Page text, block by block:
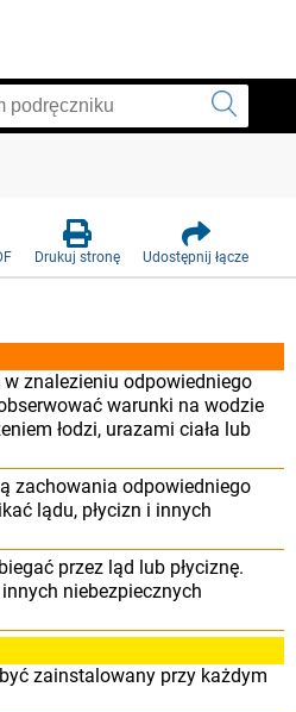
Drukuj stronę Udostępnij łącze
znalezieniu odpowiedniego
warunki na wodzie
łodzi, urazami ciała lub
zachowania odpowiedniego
lądu, płycizn i innych
przez ląd lub płyciznę.
niebezpiecznych
zainstalowany przy każdym